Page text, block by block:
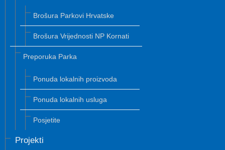
Brošura Parkovi Hrvatske
Brošura Vrijednosti NP Kornati
Preporuka Parka
Ponuda lokalnih proizvoda
Ponuda lokalnih usluga
Posjetite
Projekti